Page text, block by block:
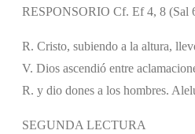
RESPONSORIO Cf. Ef 4, 8 (Sal
R. Cristo, subiendo a la altura,
V. Dios ascendió entre
R. y dio dones a los hombres.
SEGUNDA LECTURA